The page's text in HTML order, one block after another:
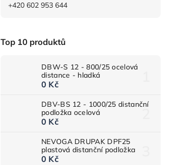
+420 602 953 644
Top 10 produktů
DBW-S 12 - 800/25 ocelová
distance - hladká
0 Kč
DBV-BS 12 - 1000/25 distanční
podložka ocelová
0 Kč
NEVOGA DRUPAK DPF25
plastová distanční podložka
0 Kč